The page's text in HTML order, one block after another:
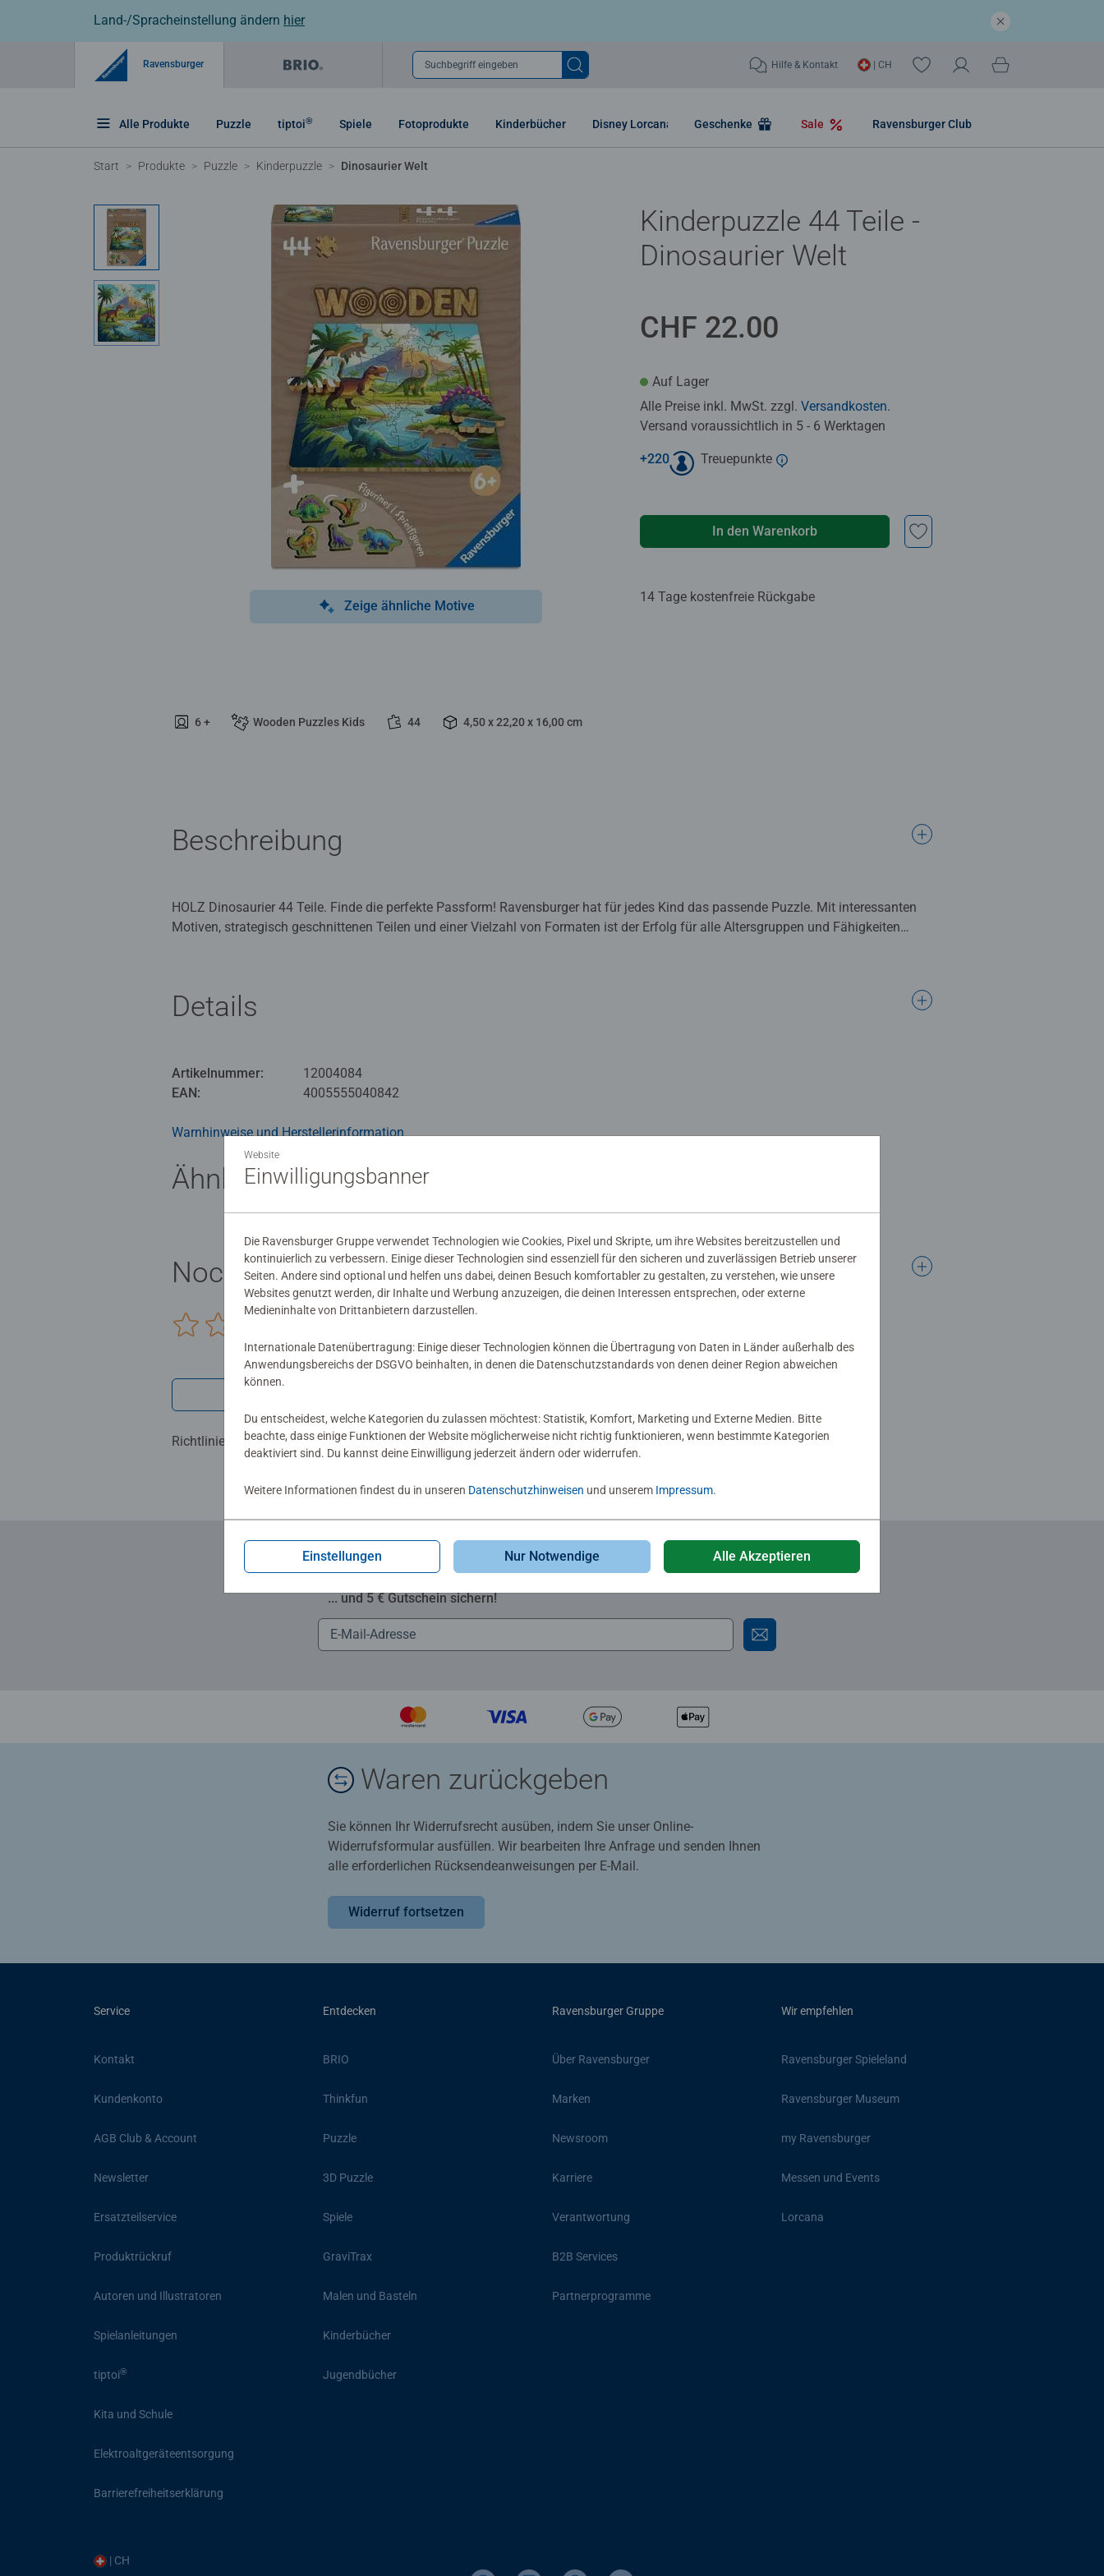
Land-/Spracheinstellung ändern hier
Ravensburger Suchbegriff eingeben Hilfe & Kontakt | CH
Alle Produkte Puzzle tiptoi® Spiele Fotoprodukte Kinderbücher Disney Lorcana Geschenke Sale Ravensburger Club
Start Produkte Puzzle Kinderpuzzle Dinosaurier Welt
Zeige ähnliche Motive
6 + Wooden Puzzles Kids 44 4,50 x 22,20 x 16,00 cm
Kinderpuzzle 44 Teile -
Dinosaurier Welt
CHF 22.00
Auf Lager
Alle Preise inkl. MwSt. zzgl. Versandkosten.
Versand voraussichtlich in 5 - 6 Werktagen
+220 Treuepunkte
In den Warenkorb
14 Tage kostenfreie Rückgabe
Beschreibung
HOLZ Dinosaurier 44 Teile. Finde die perfekte Passform! Ravensburger hat für jedes Kind das passende Puzzle. Mit interessanten
Motiven, strategisch geschnittenen Teilen und einer Vielzahl von Formaten ist der Erfolg für alle Altersgruppen und Fähigkeiten
Leidenschaft für Qualität und Liebe zum Detail sowie eine riesige Auswahl an Motiven, Formaten und Teilezahlen machen
Details
Artikelnummer:
12004084
EAN:
4005555040842
Warnhinweise und Herstellerinformation
Ähnliche Produkte
Noch keine Bewertungen abgegeben
Richtlinien für Bewertungen
Zum Newsletter anmelden
... und 5 € Gutschein sichern!
Waren zurückgeben
Sie können Ihr Widerrufsrecht ausüben, indem Sie unser Online-
Widerrufsformular ausfüllen. Wir bearbeiten Ihre Anfrage und senden Ihnen
alle erforderlichen Rücksendeanweisungen per E-Mail.
Widerruf fortsetzen
Service
Kontakt
Kundenkonto
AGB Club & Account
Newsletter
Ersatzteilservice
Produktrückruf
Autoren und Illustratoren
Spielanleitungen
tiptoi®
Kita und Schule
Elektroaltgeräteentsorgung
Barrierefreiheitserklärung
Entdecken
BRIO
Thinkfun
Puzzle
3D Puzzle
Spiele
GraviTrax
Malen und Basteln
Kinderbücher
Jugendbücher
Ravensburger Gruppe
Über Ravensburger
Marken
Newsroom
Karriere
Verantwortung
B2B Services
Partnerprogramme
Wir empfehlen
Ravensburger Spieleland
Ravensburger Museum
my Ravensburger
Messen und Events
Lorcana
| CH
Website
Einwilligungsbanner
Die Ravensburger Gruppe verwendet Technologien wie Cookies, Pixel und Skripte, um ihre Websites bereitzustellen und
kontinuierlich zu verbessern. Einige dieser Technologien sind essenziell für den sicheren und zuverlässigen Betrieb unserer
Seiten. Andere sind optional und helfen uns dabei, deinen Besuch komfortabler zu gestalten, zu verstehen, wie unsere
Websites genutzt werden, dir Inhalte und Werbung anzuzeigen, die deinen Interessen entsprechen, oder externe
Medieninhalte von Drittanbietern darzustellen.
Internationale Datenübertragung: Einige dieser Technologien können die Übertragung von Daten in Länder außerhalb des
Anwendungsbereichs der DSGVO beinhalten, in denen die Datenschutzstandards von denen deiner Region abweichen
können.
Du entscheidest, welche Kategorien du zulassen möchtest: Statistik, Komfort, Marketing und Externe Medien. Bitte
beachte, dass einige Funktionen der Website möglicherweise nicht richtig funktionieren, wenn bestimmte Kategorien
deaktiviert sind. Du kannst deine Einwilligung jederzeit ändern oder widerrufen.
Weitere Informationen findest du in unseren Datenschutzhinweisen und unserem Impressum.
Einstellungen Nur Notwendige Alle Akzeptieren